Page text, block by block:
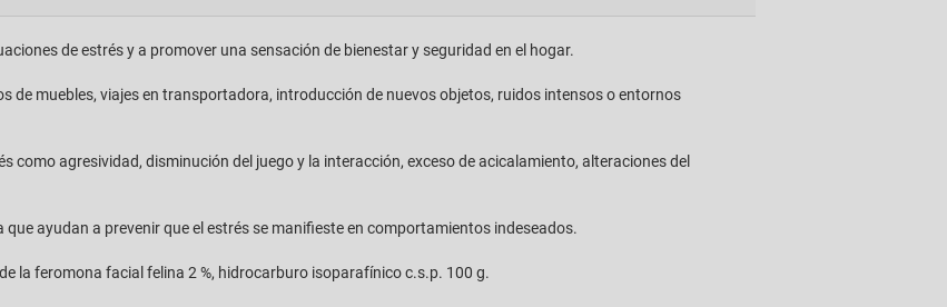
de estrés y a promover una sensación de bienestar y seguridad en el hogar.
de muebles, viajes en transportadora, introducción de nuevos objetos, ruidos intensos o entornos
como agresividad, disminución del juego y la interacción, exceso de acicalamiento, alteraciones del
ayudan a prevenir que el estrés se manifieste en comportamientos indeseados.
la feromona facial felina 2 %, hidrocarburo isoparafínico c.s.p. 100 g.